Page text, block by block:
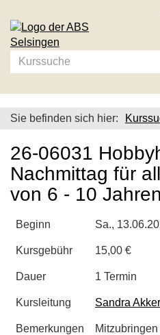
Sie befinden sich hier:
26-06031
Nachmittag für
von 6 - 10 Jahren
Beginn Sa.,
Kursgebühr 15,00 €
Dauer 1 Termin
Kursleitung Sandra
Bemerkungen